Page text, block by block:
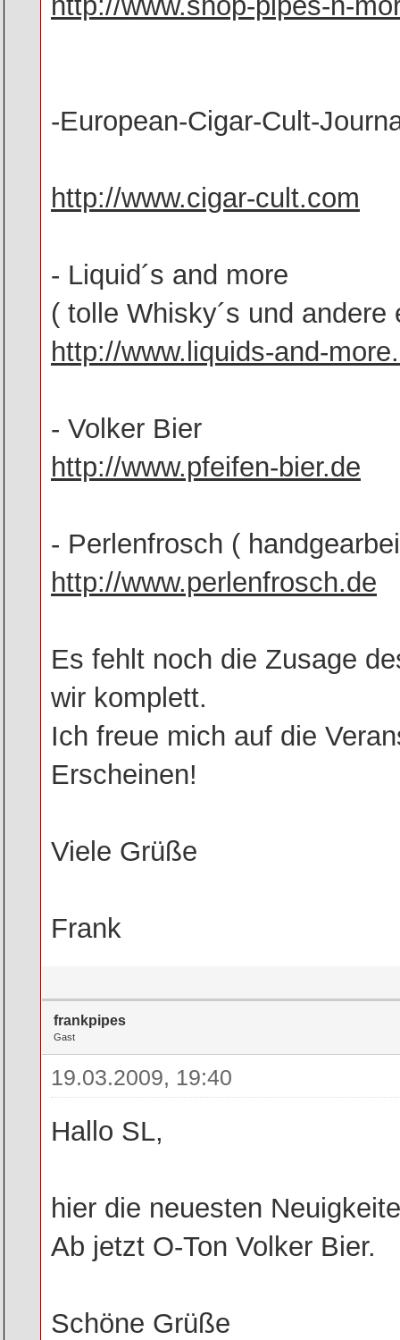
-European-Cigar-Cult-
http://www.cigar-cult.com
- Liquid´s and more
( tolle Whisky´s und andere
http://www.liquids-and-
- Volker Bier
http://www.pfeifen-bier.de
- Perlenfrosch (
http://www.perlenfrosch.de
Es fehlt noch die Zusage
wir komplett.
Ich freue mich auf die
Erscheinen!
Viele Grüße
Frank
frankpipes
Gast
19.03.2009, 19:40
Hallo SL,
hier die neuesten
Ab jetzt O-Ton Volker Bier.
Schöne Grüße